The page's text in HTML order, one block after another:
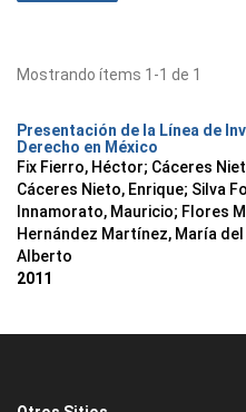
Mostrando ítems 1-1 de 1
Presentación de la Línea de
Derecho en México
Fix Fierro, Héctor; Cáceres
Cáceres Nieto, Enrique; Silva
Innamorato, Mauricio; Flores
Hernández Martínez, María del
Alberto
2011